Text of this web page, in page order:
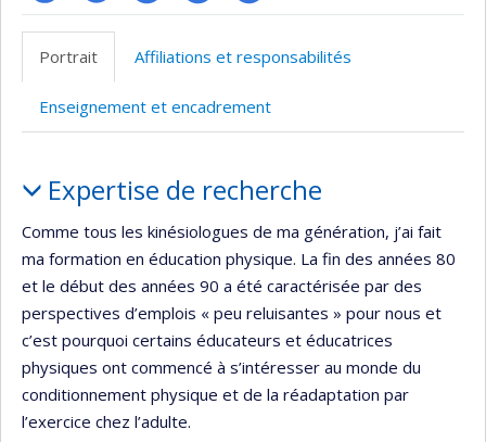
Page BlogueLinkedInLinkedInProfil
Portrait Affiliations et responsabilités
Enseignement et encadrement
Expertise de recherche
Comme tous les kinésiologues de ma génération, j’ai fait
ma formation en éducation physique. La fin des années 80
et le début des années 90 a été caractérisée par des
perspectives d’emplois « peu reluisantes » pour nous et
c’est pourquoi certains éducateurs et éducatrices
physiques ont commencé à s’intéresser au monde du
conditionnement physique et de la réadaptation par
l’exercice chez l’adulte.